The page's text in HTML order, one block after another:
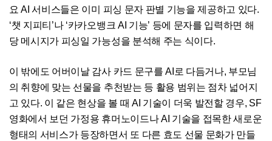
요 AI 서비스들은 이미 피싱 문자 판별 기능을 제공하고 있다.
‘챗 지피티’나 ‘카카오뱅크 AI 기능’ 등에 문자를 입력하면 해
당 메시지가 피싱일 가능성을 분석해 주는 식이다.
이 밖에도 어버이날 감사 카드 문구를 AI로 다듬거나, 부모님
의 취향에 맞는 선물을 추천받는 등 활용 범위는 점차 넓어지
고 있다. 이 같은 현상을 볼 때 AI 기술이 더욱 발전할 경우, SF
영화에서 보던 가정용 휴머노이드나 AI 기술을 접목한 새로운
형태의 서비스가 등장하면서 또 다른 효도 선물 문화가 만들